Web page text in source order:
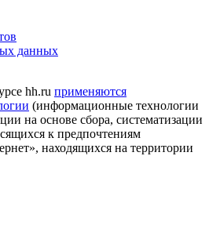
данных
hh.ru применяются
(информационные технологии
на основе сбора, систематизации
к предпочтениям
находящихся на территории